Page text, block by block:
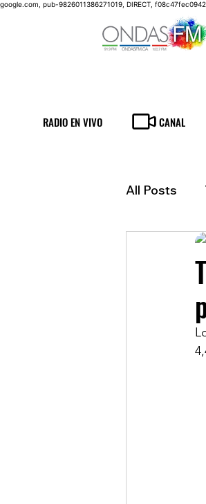
google.com, pub-9826011386271019, DIRECT,
RADIO EN VIVO CANAL
All Posts
LINKS